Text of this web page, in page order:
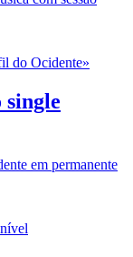
em permanente